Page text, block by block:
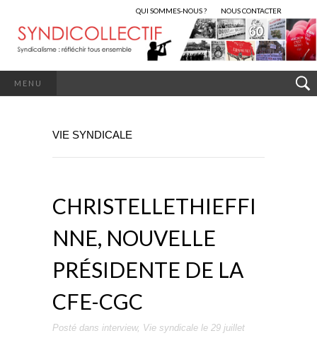
QUI SOMMES-NOUS ? NOUS CONTACTER
MENU
VIE SYNDICALE
CHRISTELLETHIEFFI
NNE, NOUVELLE
PRÉSIDENTE DE LA
CFE-CGC
Posté dans interview, Vie syndicale le 29 juillet